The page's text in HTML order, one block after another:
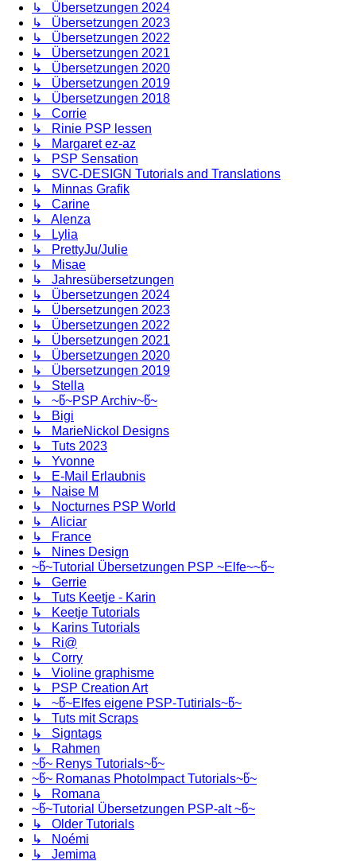
↳ Übersetzungen 2024
↳ Übersetzungen 2023
↳ Übersetzungen 2022
↳ Übersetzungen 2021
↳ Übersetzungen 2020
↳ Übersetzungen 2019
↳ Übersetzungen 2018
↳ Corrie
↳ Rinie PSP lessen
↳ Margaret ez-az
↳ PSP Sensation
↳ SVC-DESIGN Tutorials and Translations
↳ Minnas Grafik
↳ Carine
↳ Alenza
↳ Lylia
↳ PrettyJu/Julie
↳ Misae
↳ Jahresübersetzungen
↳ Übersetzungen 2024
↳ Übersetzungen 2023
↳ Übersetzungen 2022
↳ Übersetzungen 2021
↳ Übersetzungen 2020
↳ Übersetzungen 2019
↳ Stella
↳ ~წ~PSP Archiv~წ~
↳ Bigi
↳ MarieNickol Designs
↳ Tuts 2023
↳ Yvonne
↳ E-Mail Erlaubnis
↳ Naise M
↳ Nocturnes PSP World
↳ Aliciar
↳ France
↳ Nines Design
~წ~Tutorial Übersetzungen PSP ~Elfe~~წ~
↳ Gerrie
↳ Tuts Keetje - Karin
↳ Keetje Tutorials
↳ Karins Tutorials
↳ Ri@
↳ Corry
↳ Violine graphisme
↳ PSP Creation Art
↳ ~წ~Elfes eigene PSP-Tutirials~წ~
↳ Tuts mit Scraps
↳ Signtags
↳ Rahmen
~წ~ Renys Tutorials~წ~
~წ~ Romanas PhotoImpact Tutorials~წ~
↳ Romana
~წ~Tutorial Übersetzungen PSP-alt ~წ~
↳ Older Tutorials
↳ Noémi
↳ Jemima